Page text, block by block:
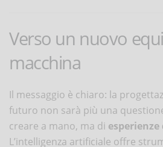
Verso un nuovo
macchina
Il messaggio è chiaro: la
futuro non sarà più una
creare a mano, ma di
L’intelligenza artificiale offre